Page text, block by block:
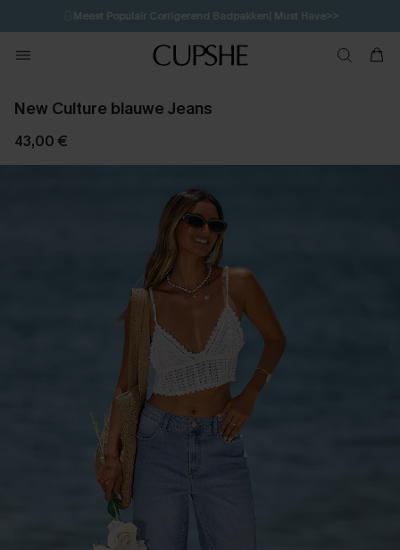
🩱Meest Populair Corrigerend Badpakken| Must Have>>
💌Abonneer je & ontvang tot 15% korting>>
Koop 3, krijg 15% korting | CODE: SW15 1D:13H:5M:2S
New Culture blauwe Jeans
43,00 €